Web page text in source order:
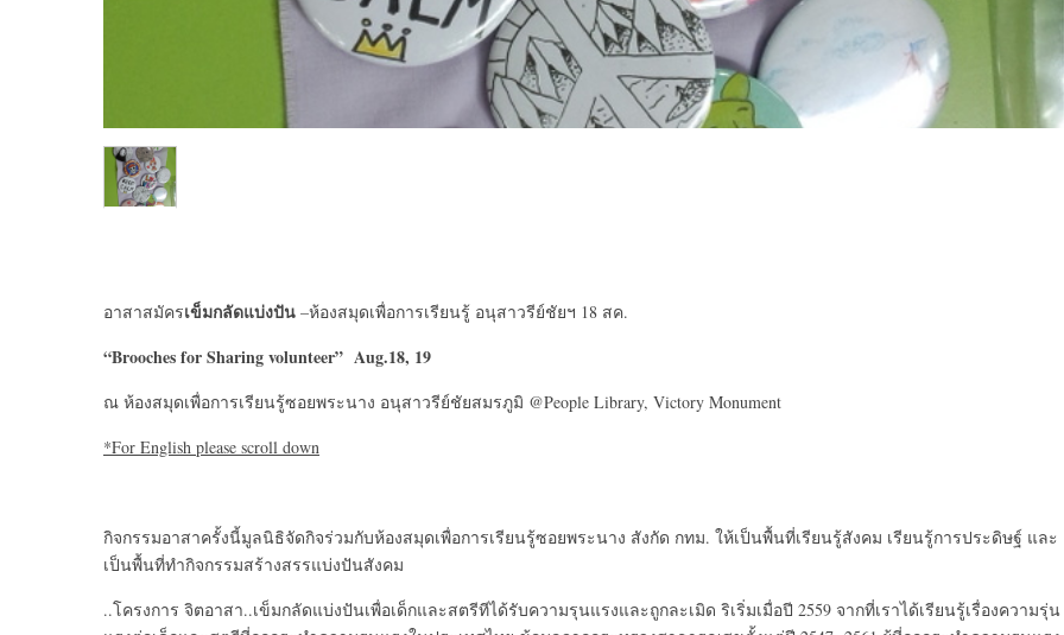
อาสาสมัครเข็มกลัดแบ่งปัน –ห้องสมุดเพื่อการเรียนรู้ อนุสาวรีย์ชัยฯ 18 สค.
“Brooches for Sharing volunteer” Aug.18, 19
ณ ห้องสมุดเพื่อการเรียนรู้ซอยพระนาง อนุสาวรีย์ชัยสมรภูมิ @People Library, Victory Monument
*For English please scroll down
กิจกรรมอาสาครั้งนี้มูลนิธิจัดกิจร่วมกับห้องสมุดเพื่อการเรียนรู้ซอยพระนาง สังกัด กทม. ให้เป็นพื้นที่เรียนรู้สังคม เรียนรู้การประดิษฐ์ และ
เป็นพื้นที่ทำกิจกรรมสร้างสรรแบ่งปันสังคม
..โครงการ จิตอาสา..เข็มกลัดแบ่งปันเพื่อเด็กและสตรีทีได้รับความรุนแรงและถูกละเมิด ริเริ่มเมื่อปี 2559 จากที่เราได้เรียนรู้เรื่องความรุ่น